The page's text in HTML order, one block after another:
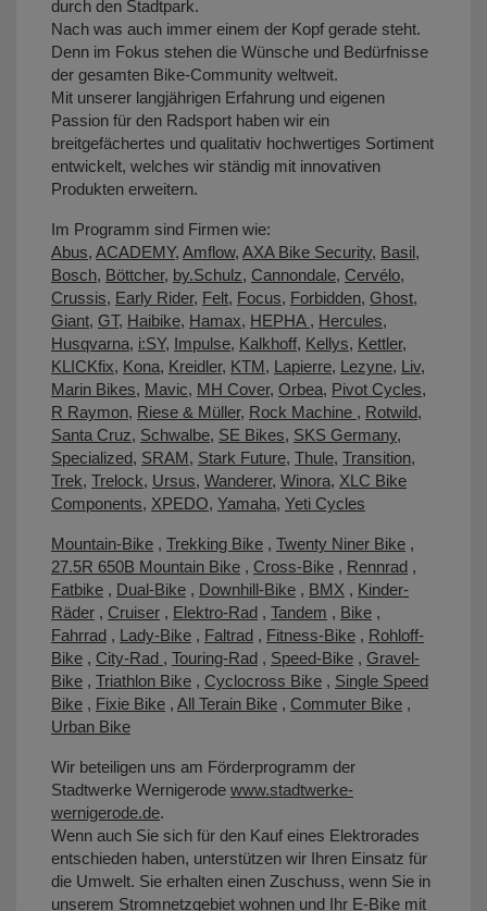
durch den Stadtpark.
Nach was auch immer einem der Kopf gerade steht.
Denn im Fokus stehen die Wünsche und Bedürfnisse
der gesamten Bike-Community weltweit.
Mit unserer langjährigen Erfahrung und eigenen
Passion für den Radsport haben wir ein
breitgefächertes und qualitativ hochwertiges Sortiment
entwickelt, welches wir ständig mit innovativen
Produkten erweitern.
Im Programm sind Firmen wie:
Abus, ACADEMY, Amflow, AXA Bike Security, Basil,
Bosch, Böttcher, by.Schulz, Cannondale, Cervélo,
Crussis, Early Rider, Felt, Focus, Forbidden, Ghost,
Giant, GT, Haibike, Hamax, HEPHA , Hercules,
Husqvarna, i:SY, Impulse, Kalkhoff, Kellys, Kettler,
KLICKfix, Kona, Kreidler, KTM, Lapierre, Lezyne, Liv,
Marin Bikes, Mavic, MH Cover, Orbea, Pivot Cycles,
R Raymon, Riese & Müller, Rock Machine , Rotwild,
Santa Cruz, Schwalbe, SE Bikes, SKS Germany,
Specialized, SRAM, Stark Future, Thule, Transition,
Trek, Trelock, Ursus, Wanderer, Winora, XLC Bike
Components, XPEDO, Yamaha, Yeti Cycles
Mountain-Bike , Trekking Bike , Twenty Niner Bike ,
27.5R 650B Mountain Bike , Cross-Bike , Rennrad ,
Fatbike , Dual-Bike , Downhill-Bike , BMX , Kinder-
Räder , Cruiser , Elektro-Rad , Tandem , Bike ,
Fahrrad , Lady-Bike , Faltrad , Fitness-Bike , Rohloff-
Bike , City-Rad , Touring-Rad , Speed-Bike , Gravel-
Bike , Triathlon Bike , Cyclocross Bike , Single Speed
Bike , Fixie Bike , All Terain Bike , Commuter Bike ,
Urban Bike
Wir beteiligen uns am Förderprogramm der
Stadtwerke Wernigerode www.stadtwerke-
wernigerode.de.
Wenn auch Sie sich für den Kauf eines Elektrorades
entschieden haben, unterstützen wir Ihren Einsatz für
die Umwelt. Sie erhalten einen Zuschuss, wenn Sie in
unserem Stromnetzgebiet wohnen und Ihr E-Bike mit